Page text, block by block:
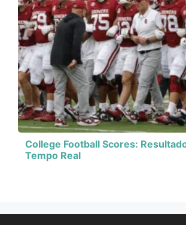
College Football Scores:
Tempo Real